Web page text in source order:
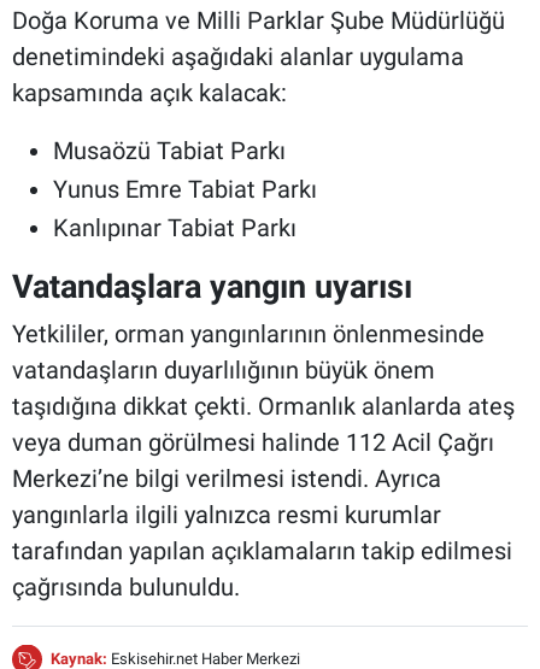
Doğa Koruma ve Milli Parklar Şube Müdürlüğü
denetimindeki aşağıdaki alanlar uygulama
kapsamında açık kalacak:
Musaözü Tabiat Parkı
Yunus Emre Tabiat Parkı
Kanlıpınar Tabiat Parkı
Vatandaşlara yangın uyarısı
Yetkililer, orman yangınlarının önlenmesinde
vatandaşların duyarlılığının büyük önem
taşıdığına dikkat çekti. Ormanlık alanlarda ateş
veya duman görülmesi halinde 112 Acil Çağrı
Merkezi’ne bilgi verilmesi istendi. Ayrıca
yangınlarla ilgili yalnızca resmi kurumlar
tarafından yapılan açıklamaların takip edilmesi
çağrısında bulunuldu.
Kaynak: Eskisehir.net Haber Merkezi